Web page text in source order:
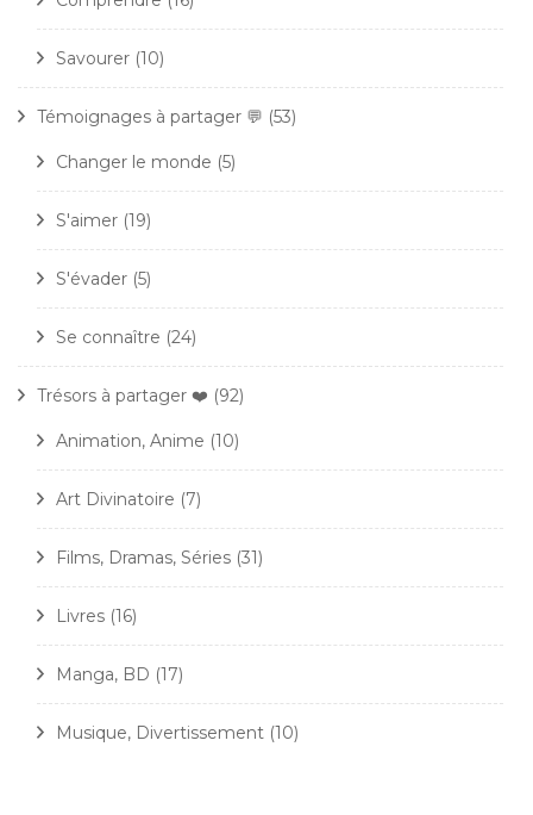
Savourer (10)
Témoignages à partager 💬 (53)
Changer le monde (5)
S'aimer (19)
S'évader (5)
Se connaître (24)
Trésors à partager ❤️ (92)
Animation, Anime (10)
Art Divinatoire (7)
Films, Dramas, Séries (31)
Livres (16)
Manga, BD (17)
Musique, Divertissement (10)